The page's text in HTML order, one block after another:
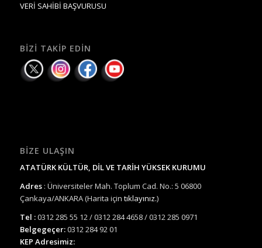
VERİ SAHİBİ BAŞVURUSU
BIZI TAKIP EDIN
BIZE ULAŞIN
ATATÜRK KÜLTÜR, DİL VE TARİH YÜKSEK KURUMU
Adres : Üniversiteler Mah. Toplum Cad. No.: 5 06800
Çankaya/ANKARA (Harita için tıklayınız.)
Tel :0312 285 55 12 / 0312 284 4658 / 0312 285 0971
Belgegeçer:0312 284 92 01
KEP Adresimiz: